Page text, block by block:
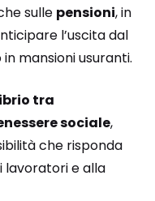
sulle pensioni, in
l’uscita dal
mansioni usuranti.
tra
sociale,
che risponda
lavoratori e alla